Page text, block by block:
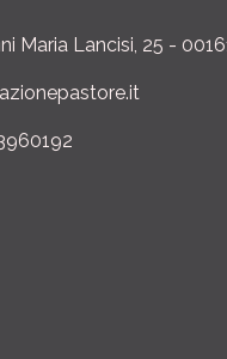
Maria Lancisi, 25 -